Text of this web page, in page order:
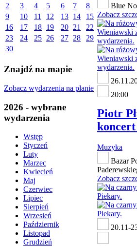
2
3 4 5 6 7
8
9
10 11 12 13 14
15
16
17 18 19 20 21
22
23
24 25 26 27 28
29
30
Znajdź na mapie
Zobacz wydarzenia na planie
2026 - wybrane
wydarzenia
Wstęp
Styczeń
Luty
Marzec
Kwiecień
Maj
Czerwiec
Lipiec
Sierpień
Wrzesień
Październik
Listopad
Grudzień
Blue
Zobacz
20:00
Piotr
Muzyka
Bazar
Zobacz
20.11-